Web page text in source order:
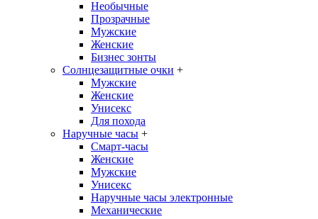
Необычные
Прозрачные
Мужские
Женские
Бизнес зонты
Солнцезащитные очки +
Мужские
Женские
Унисекс
Для похода
Наручные часы +
Смарт-часы
Женские
Мужские
Унисекс
Наручные часы электронные
Механические